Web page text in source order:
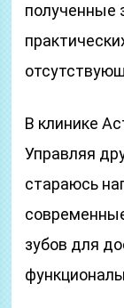
полученные
В клинике
Управляя
стараюсь
зубов для